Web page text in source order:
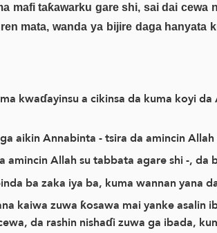
mafi taƙawarku gare shi, sai dai cewa
mata, wanda ya bijire daga hanyata
kwaɗayinsu a cikinsa da kuma koyi
aikin Annabinta - tsira da amincin
Allah su tabbata agare shi -, da
ba zaka iya ba, kuma wannan yana
kaiwa zuwa ƙosawa mai yanke
da rashin nishaɗi zuwa ga ibada,